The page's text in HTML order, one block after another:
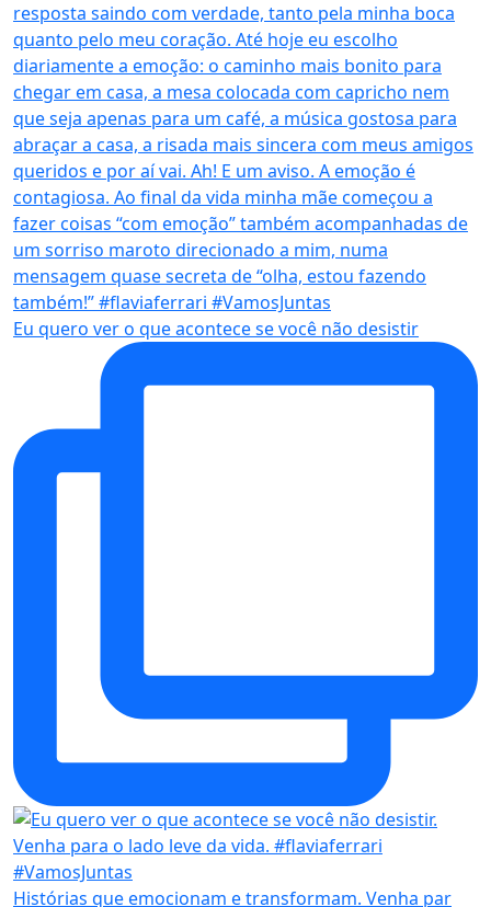
Eu quero ver o que acontece se você não desistir
Histórias que emocionam e transformam. Venha par